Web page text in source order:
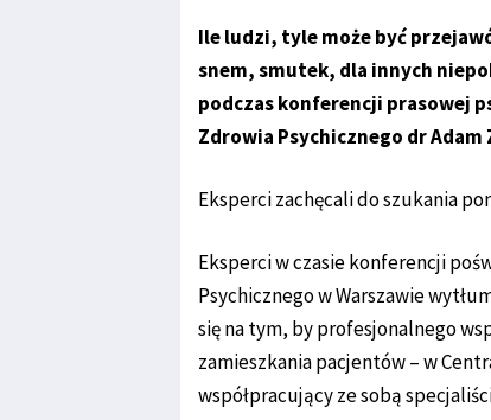
Ile ludzi, tyle może być
snem, smutek, dla innych
podczas konferencji prasowej
Zdrowia Psychicznego dr
Eksperci zachęcali do szukania
Eksperci w czasie konferencji
Psychicznego w Warszawie
się na tym, by profesjonalnego
zamieszkania pacjentów – w
współpracujący ze sobą